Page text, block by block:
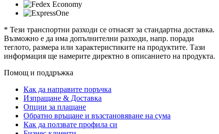
* Тези транспортни разходи се отнасят за стандартна доставка.
Възможно е да има допълнителни разходи, напр. поради
теглото, размера или характеристиките на продуктите. Тази
информация ще намерите директно в описанието на продукта.
Помощ и поддръжка
Как да направите поръчка
Изпращане & Доставка
Опции за плащане
Обратно връщане и възстановяване на сума
Как да ползвате профила си